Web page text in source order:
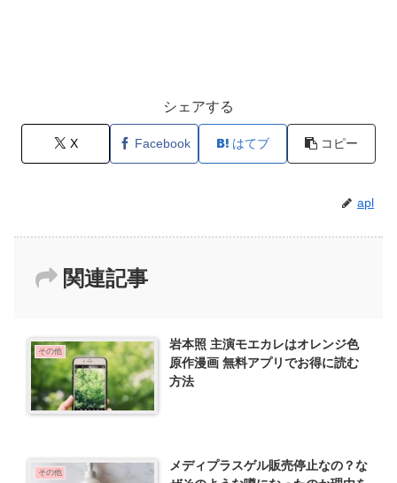
シェアする
X Facebook はてブ コピー
apl
関連記事
その他
岩本照 主演モエカレはオレンジ色
原作漫画 無料アプリでお得に読む
方法
その他
メディプラスゲル販売停止なの？な